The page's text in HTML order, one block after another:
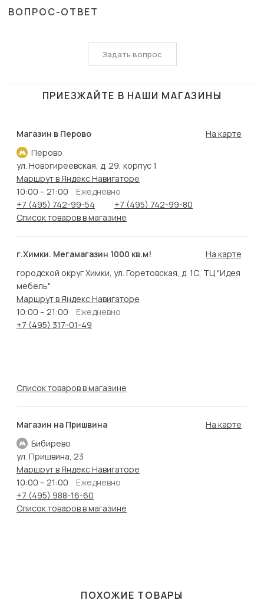
ВОПРОС-ОТВЕТ
Задать вопрос
ПРИЕЗЖАЙТЕ В НАШИ МАГАЗИНЫ
Магазин в Перово
Перово
На карте
ул. Новогиреевская, д. 29, корпус 1
Маршрут в Яндекс Навигаторе
10:00 – 21:00
Ежедневно
+7 (495) 742-99-54
+7 (495) 742-99-80
Список товаров в магазине
г.Химки. Мегамагазин 1000 кв.м!
На карте
городской округ Химки, ул. Горетовская, д. 1С, ТЦ "Идея
мебель"
Маршрут в Яндекс Навигаторе
10:00 – 21:00
Ежедневно
+7 (495) 317-01-49
Список товаров в магазине
Магазин на Пришвина
Бибирево
На карте
ул. Пришвина, 23
Маршрут в Яндекс Навигаторе
10:00 – 21:00
Ежедневно
+7 (495) 988-16-60
Список товаров в магазине
ПОХОЖИЕ ТОВАРЫ